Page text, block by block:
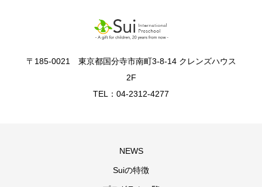
〒185-0021 東京都国分寺市南町3-8-14 クレンズハウス
2F
TEL：04-2312-4277
NEWS
Suiの特徴